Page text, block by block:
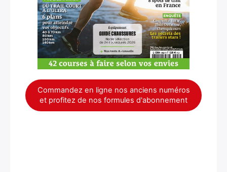
Commandez en ligne nos anciens numéros
et profitez de nos formules d'abonnement